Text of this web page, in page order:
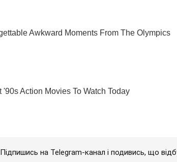
Підпишись на Telegram-канал і подивись, що